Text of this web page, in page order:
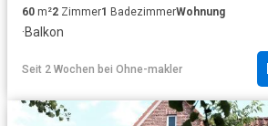
60 m²2 Zimmer1 BadezimmerWohnung
·Balkon
Seit 2 Wochen bei Ohne-makler